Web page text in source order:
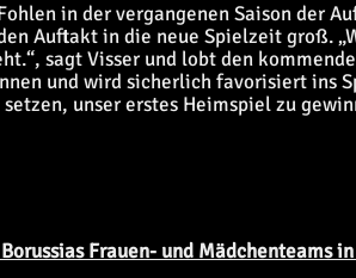
in der vergangenen Saison der
Auftakt in die neue Spielzeit groß.
sagt Visser und lobt den
und wird sicherlich favorisiert ins
unser erstes Heimspiel zu
Frauen- und Mädchenteams